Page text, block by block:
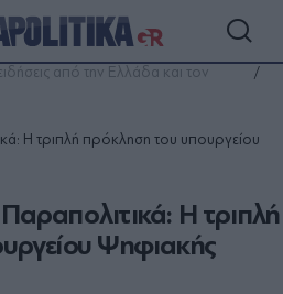
από την Ελλάδα και τον
Η τριπλή πρόκληση του υπουργείου
Η τριπλή
Ψηφιακής